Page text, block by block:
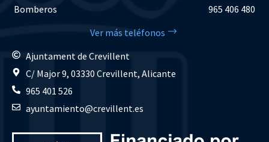
Bomberos
965 406 480
Ver más teléfonos
Ajuntament de Crevillent
C/ Major 9, 03330 Crevillent, Alicante
965 401 526
ayuntamiento@crevillent.es